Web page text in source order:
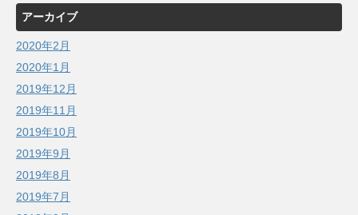
アーカイブ
2020年2月
2020年1月
2019年12月
2019年11月
2019年10月
2019年9月
2019年8月
2019年7月